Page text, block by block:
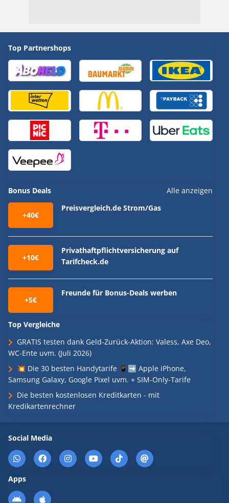
Top Partnershops
Bonus Deals Alle anzeigen
+40€
Preisvergleich.de Strom/Gas
+10€
Privathaftpflichtversicherung auf
Tarifcheck.de
+5€
Freunde für Bonus-Deals werben
Top Vergleiche
GRATIS testen dank Geld-Zurück-Aktion: Valess, Axe Deo,
WC-Ente uvm. (Juli 2026)
💥 Die 30 besten Handytarife 📱➡️ Apple iPhone,
Samsung Galaxy, Google Pixel uvm. + SIM-Only-Tarife
Die besten kostenlosen Kreditkarten - mit
Kredikartenrechner
Social Media
Apps